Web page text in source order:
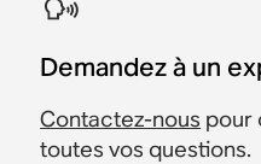
Demandez à un
Contactez-nous pour
toutes vos questions.